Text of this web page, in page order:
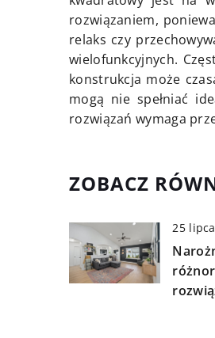
rozwiązaniem,
relaks czy
wielofunkcyjnych.
konstrukcja może
mogą nie spełniać
rozwiązań wymaga
ZOBACZ
25